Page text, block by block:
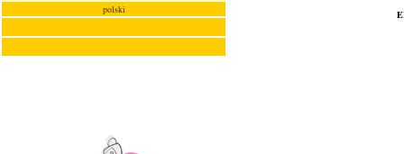
polski